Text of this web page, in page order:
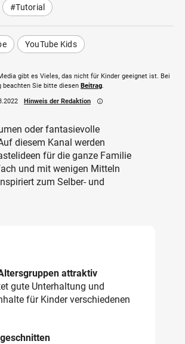
#Tutorial
YouTube Kids
gibt es Vieles, das nicht für Kinder geeignet ist. Bei
beachten Sie bitte diesen Beitrag.
Hinweis der Redaktion info_outline
oder fantasievolle
diesem Kanal werden
für die ganze Familie
und mit wenigen Mitteln
zum Selber- und
attraktiv
gute Unterhaltung und
für Kinder verschiedenen